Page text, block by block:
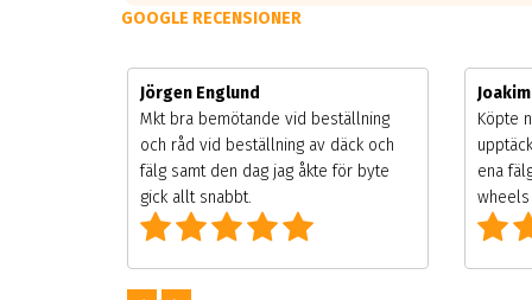
GOOGLE RECENSIONER
Jörgen Englund
Mkt bra bemötande vid beställning
och råd vid beställning av däck och
fälg samt den dag jag åkte för byte
gick allt snabbt.
Köpte
ena